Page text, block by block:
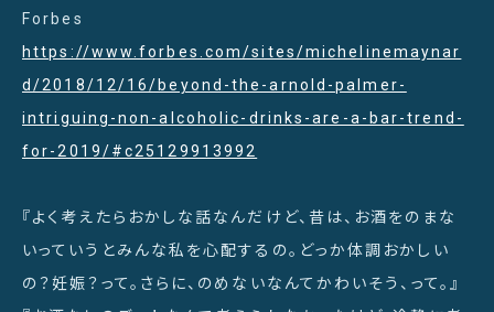
Forbes
https://www.forbes.com/sites/michelinemaynar
d/2018/12/16/beyond-the-arnold-palmer-
intriguing-non-alcoholic-drinks-are-a-bar-trend-
for-2019/#c25129913992
『よく考えたらおかしな話なんだけど、昔は、お酒をのまな
いっていうとみんな私を心配するの。どっか体調おかしい
の？妊娠？って。さらに、のめないなんてかわいそう、って。』